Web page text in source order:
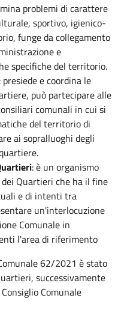
problemi di carattere
sportivo, igienico-
funge da collegamento
e
specifiche del territorio.
: presiede e coordina le
può partecipare alle
comunali in cui si
del territorio di
ai sopralluoghi degli
: è un organismo
Quartieri che ha il fine
e di intenti tra
un'interlocuzione
Comunale in
l'area di riferimento
62/2021 è stato
successivamente
Comunale